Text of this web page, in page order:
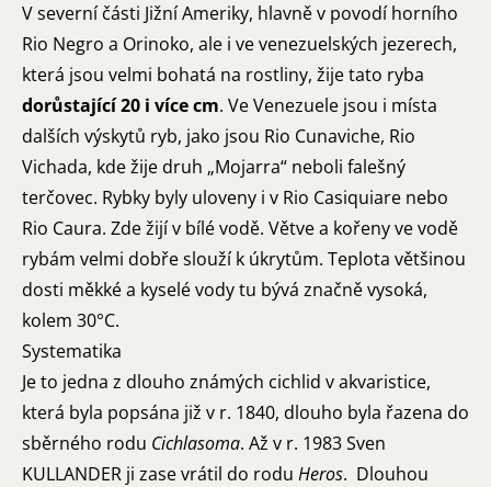
V severní části Jižní Ameriky, hlavně v povodí horního
Rio Negro a Orinoko, ale i ve venezuelských jezerech,
která jsou velmi bohatá na rostliny, žije tato ryba
dorůstající 20 i více cm. Ve Venezuele jsou i místa
dalších výskytů ryb, jako jsou Rio Cunaviche, Rio
Vichada, kde žije druh „Mojarra“ neboli falešný
terčovec. Rybky byly uloveny i v Rio Casiquiare nebo
Rio Caura. Zde žijí v bílé vodě. Větve a kořeny ve vodě
rybám velmi dobře slouží k úkrytům. Teplota většinou
dosti měkké a kyselé vody tu bývá značně vysoká,
kolem 30°C.
Systematika
Je to jedna z dlouho známých cichlid v akvaristice,
která byla popsána již v r. 1840, dlouho byla řazena do
sběrného rodu Cichlasoma. Až v r. 1983 Sven
KULLANDER ji zase vrátil do rodu Heros. Dlouhou